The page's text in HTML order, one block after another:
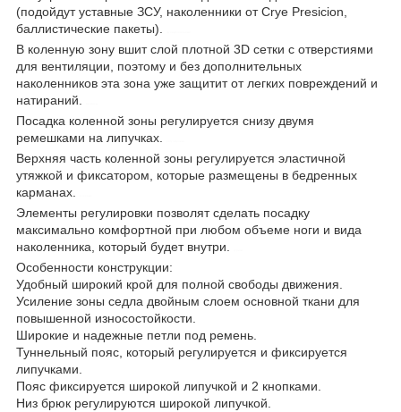
(подойдут уставные ЗСУ, наколенники от Crye Presicion,
баллистические пакеты).
В коленную зону вшит слой плотной 3D сетки с отверстиями
для вентиляции, поэтому и без дополнительных
наколенников эта зона уже защитит от легких повреждений и
натираний.
Посадка коленной зоны регулируется снизу двумя
ремешками на липучках.
Верхняя часть коленной зоны регулируется эластичной
утяжкой и фиксатором, которые размещены в бедренных
карманах.
Элементы регулировки позволят сделать посадку
максимально комфортной при любом объеме ноги и вида
наколенника, который будет внутри.
Особенности конструкции:
Удобный широкий крой для полной свободы движения.
Усиление зоны седла двойным слоем основной ткани для
повышенной износостойкости.
Широкие и надежные петли под ремень.
Туннельный пояс, который регулируется и фиксируется
липучками.
Пояс фиксируется широкой липучкой и 2 кнопками.
Низ брюк регулируются широкой липучкой.